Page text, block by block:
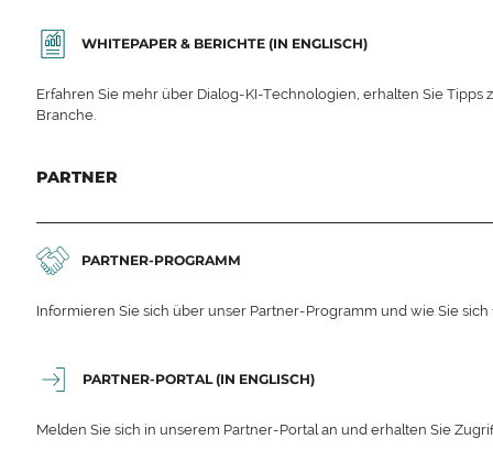
WHITEPAPER & BERICHTE (IN ENGLISCH)
Erfahren Sie mehr über Dialog-KI-Technologien, erhalten Sie
Branche.
PARTNER
PARTNER-PROGRAMM
Informieren Sie sich über unser Partner-Programm und wie Sie
PARTNER-PORTAL (IN ENGLISCH)
Melden Sie sich in unserem Partner-Portal an und erhalten Sie